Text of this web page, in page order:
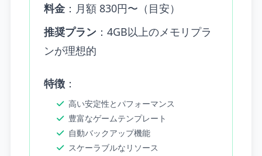
料金 ：月額 830円〜（目安）
推奨プラン ：4GB以上のメモリプラ
ンが理想的
特徴 ：
高い安定性とパフォーマンス
豊富なゲームテンプレート
自動バックアップ機能
スケーラブルなリソース